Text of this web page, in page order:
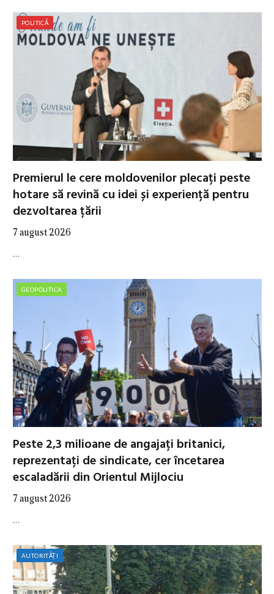
POLITICĂ
Premierul le cere moldovenilor plecați peste
hotare să revină cu idei și experiență pentru
dezvoltarea țării
7 august 2026
…
GEOPOLITICA
Peste 2,3 milioane de angajați britanici,
reprezentați de sindicate, cer încetarea
escaladării din Orientul Mijlociu
7 august 2026
…
AUTORITĂȚI